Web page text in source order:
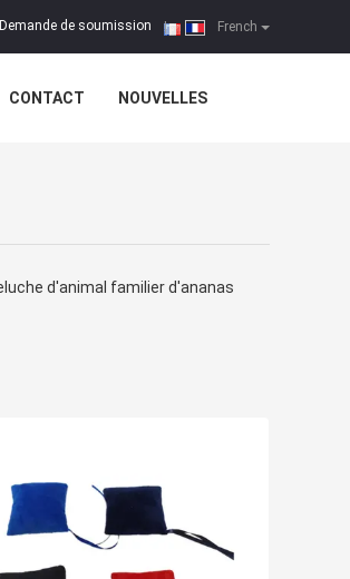
French
Demande de soumission |
CONTACT NOUVELLES
d'animal familier d'ananas